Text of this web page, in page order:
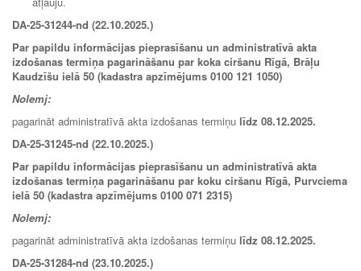
DA-25-31244-nd (22.10.2025.)
Par papildu informācijas pieprasīšanu un administratīvā akta
izdošanas termiņa pagarināšanu par koka ciršanu Rīgā, Brāļu
Kaudzīšu ielā 50 (kadastra apzīmējums 0100 121 1050)
Nolemj:
pagarināt administratīvā akta izdošanas termiņu līdz 08.12.2025.
DA-25-31245-nd (22.10.2025.)
Par papildu informācijas pieprasīšanu un administratīvā akta
izdošanas termiņa pagarināšanu par koku ciršanu Rīgā, Purvciema
ielā 50 (kadastra apzīmējums 0100 071 2315)
Nolemj:
pagarināt administratīvā akta izdošanas termiņu līdz 08.12.2025.
DA-25-31284-nd (23.10.2025.)